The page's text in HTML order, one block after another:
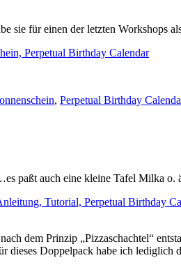
sie für einen der letzten Workshops
, Perpetual Birthday
paßt auch eine kleine Tafel Milka
dem Prinzip „Pizzaschachtel“
dieses Doppelpack habe ich lediglich